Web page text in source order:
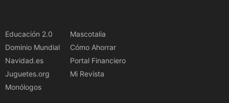
Educación 2.0
Dominio Mundial
Navidad.es
Juguetes.org
Monólogos
Mascotalia
Cómo Ahorrar
Portal Financiero
Mi Revista